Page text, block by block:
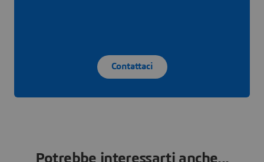
Contattaci
Potrebbe interessarti anche...